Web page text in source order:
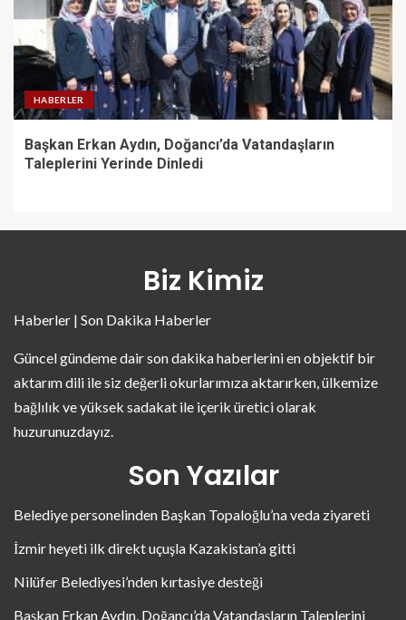
HABERLER
Başkan Erkan Aydın, Doğancı’da Vatandaşların
Taleplerini Yerinde Dinledi
Biz Kimiz
Haberler | Son Dakika Haberler
Güncel gündeme dair son dakika haberlerini en objektif bir
aktarım dili ile siz değerli okurlarımıza aktarırken, ülkemize
bağlılık ve yüksek sadakat ile içerik üretici olarak
huzurunuzdayız.
Son Yazılar
Belediye personelinden Başkan Topaloğlu’na veda ziyareti
İzmir heyeti ilk direkt uçuşla Kazakistan’a gitti
Nilüfer Belediyesi’nden kırtasiye desteği
Başkan Erkan Aydın, Doğancı’da Vatandaşların Taleplerini